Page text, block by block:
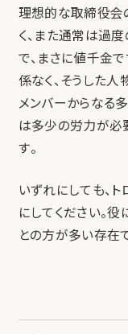
理想的な取締役会
く、また通常は過
で、まさに値千金
係なく、そうした
メンバーからなる
は多少の労力が必
す。
いずれにしても、
にしてください。
との方が多い存在